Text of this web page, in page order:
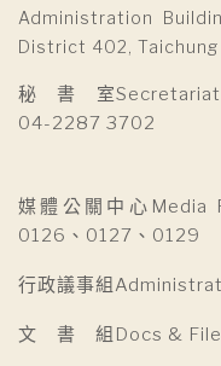
Administration
District 402,
秘 書 室Secretariat
04-2287 3702
媒體公關中心Media
0126、0127、0129
行政議事組
文 書 組Docs &